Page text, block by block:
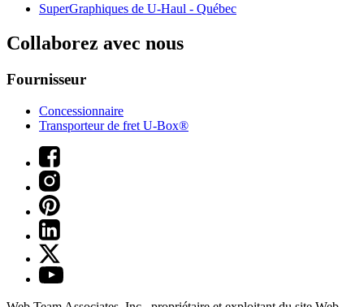
SuperGraphiques de U-Haul - Québec
Collaborez avec nous
Fournisseur
Concessionnaire
Transporteur de fret U-Box®